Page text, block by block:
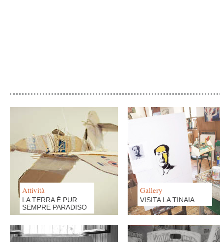
Attività
LA TERRA È PUR
SEMPRE PARADISO
Gallery
VISITA LA TINAIA